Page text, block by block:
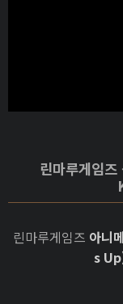
린마루게임
린마루게임즈 아니
s